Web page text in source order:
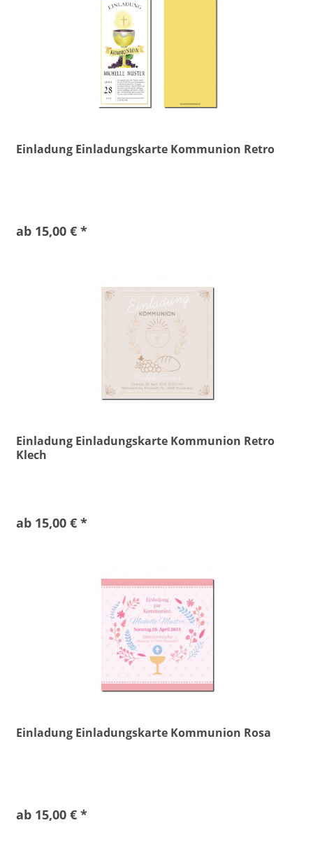
Einladung Einladungskarte Kommunion Retro
ab 15,00 € *
Einladung Einladungskarte Kommunion Retro
Klech
ab 15,00 € *
Einladung Einladungskarte Kommunion Rosa
ab 15,00 € *